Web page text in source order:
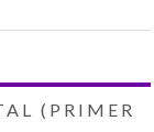
(PRIMER